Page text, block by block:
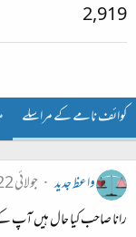
2,919
کوائف نامے کے مراسلے
واعظ جدید
جولائی 22، 2019
رانا صاحب کیا حال ہیں آپ